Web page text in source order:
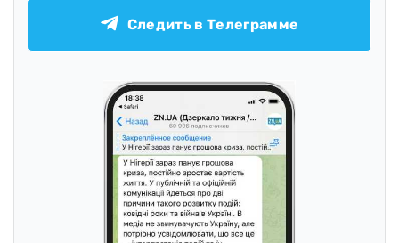
Следить в Телеграмме